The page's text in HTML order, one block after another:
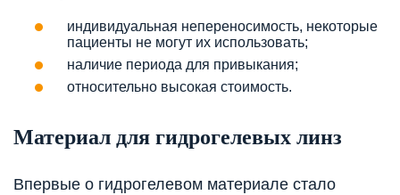
индивидуальная непереносимость, некоторые
пациенты не могут их использовать;
наличие периода для привыкания;
относительно высокая стоимость.
Материал для гидрогелевых линз
Впервые о гидрогелевом материале стало